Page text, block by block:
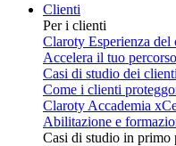
Clienti
Per i clienti
Claroty Esperienza del
Accelera il tuo
Casi di studio dei clienti
Come i clienti
Claroty Accademia
Abilitazione e
Casi di studio in primo